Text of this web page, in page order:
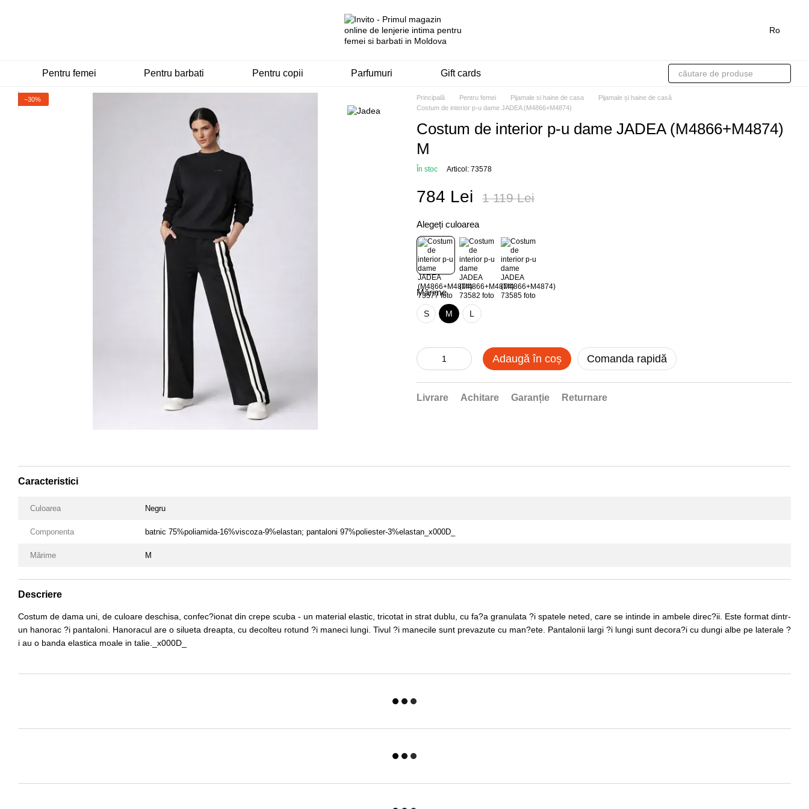
Ro
Pentru femei Pentru barbati Pentru copii Parfumuri Gift cards
−30% Principală Pentru femei Pijamale si haine de casa
Pijamale și haine de casă
Costum de interior p-u dame JADEA (M4866+M4874)
Costum de interior p-u dame JADEA (M4866+M4874)
M
În stoc Articol: 73578
784 Lei 1 119 Lei
Alegeți culoarea
Mărime
S M L
Adaugă în coș Comanda rapidă
Livrare Achitare Garanție Returnare
Caracteristici
Culoarea Negru
Componenta batnic 75%poliamida-16%viscoza-9%elastan; pantaloni 97%poliester-3%elastan_x000D_
Mărime M
Descriere
Costum de dama uni, de culoare deschisa, confec?ionat din crepe scuba - un material elastic, tricotat in strat dublu, cu fa?a granulata ?i spatele neted, care se intinde in ambele direc?ii. Este format dintr-
un hanorac ?i pantaloni. Hanoracul are o silueta dreapta, cu decolteu rotund ?i maneci lungi. Tivul ?i manecile sunt prevazute cu man?ete. Pantalonii largi ?i lungi sunt decora?i cu dungi albe pe laterale ?
i au o banda elastica moale in talie._x000D_